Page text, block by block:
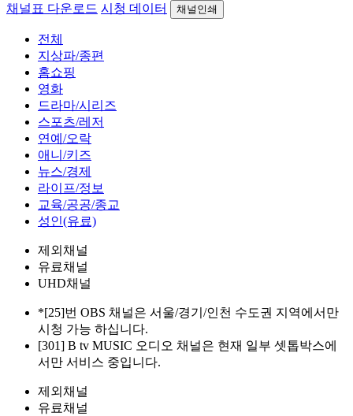
채널표 다운로드 시청 데이터 채널인쇄
전체
지상파/종편
홈쇼핑
영화
드라마/시리즈
스포츠/레저
연예/오락
애니/키즈
뉴스/경제
라이프/정보
교육/공공/종교
성인(유료)
제외채널
유료채널
UHD채널
*[25]번 OBS 채널은 서울/경기/인천 수도권 지역에서만
시청 가능 하십니다.
[301] B tv MUSIC 오디오 채널은 현재 일부 셋톱박스에
서만 서비스 중입니다.
제외채널
유료채널